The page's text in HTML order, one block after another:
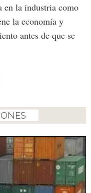
en la industria como
la economía y
antes de que se